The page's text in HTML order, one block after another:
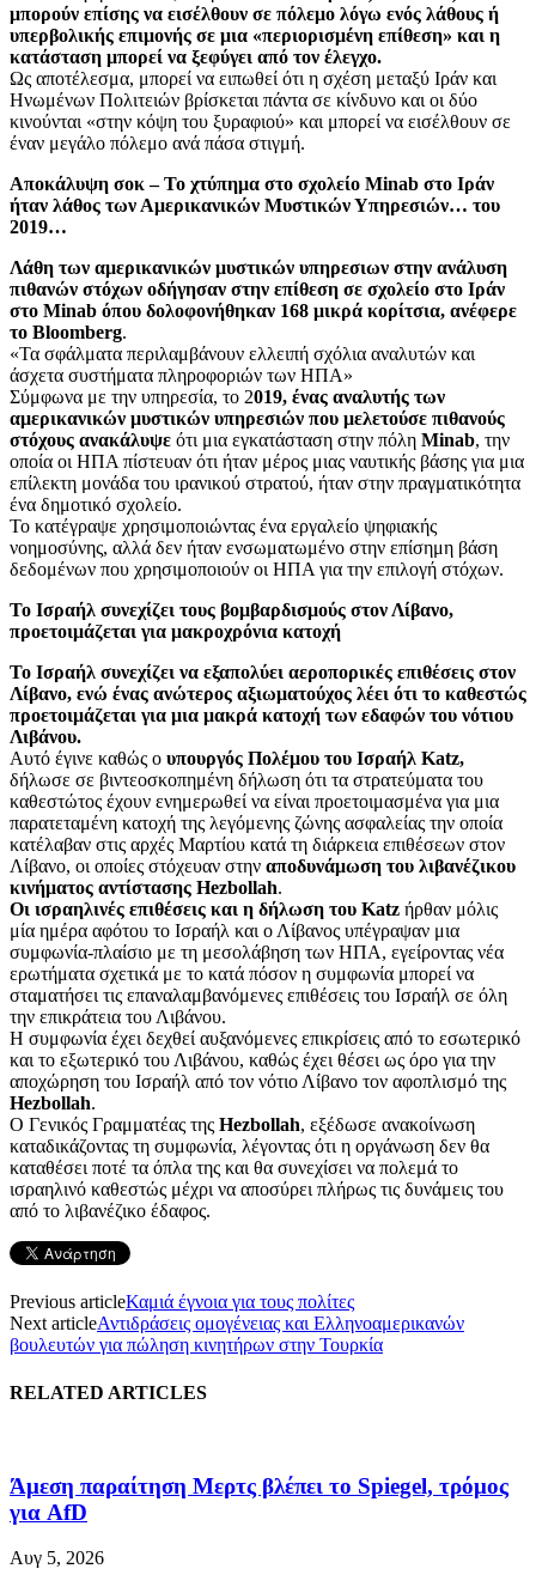
μπορούν επίσης να εισέλθουν σε πόλεμο λόγω ενός λάθους ή
υπερβολικής επιμονής σε μια «περιορισμένη επίθεση» και η
κατάσταση μπορεί να ξεφύγει από τον έλεγχο.
Ως αποτέλεσμα, μπορεί να ειπωθεί ότι η σχέση μεταξύ Ιράν και
Ηνωμένων Πολιτειών βρίσκεται πάντα σε κίνδυνο και οι δύο
κινούνται «στην κόψη του ξυραφιού» και μπορεί να εισέλθουν σε
έναν μεγάλο πόλεμο ανά πάσα στιγμή.
Αποκάλυψη σοκ – Το χτύπημα στο σχολείο Minab στο Ιράν
ήταν λάθος των Αμερικανικών Μυστικών Υπηρεσιών… του
2019…
Λάθη των αμερικανικών μυστικών υπηρεσιων στην ανάλυση
πιθανών στόχων οδήγησαν στην επίθεση σε σχολείο στο Ιράν
στο Minab όπου δολοφονήθηκαν 168 μικρά κορίτσια, ανέφερε
το Bloomberg.
«Τα σφάλματα περιλαμβάνουν ελλειπή σχόλια αναλυτών και
άσχετα συστήματα πληροφοριών των ΗΠΑ»
Σύμφωνα με την υπηρεσία, το 2019, ένας αναλυτής των
αμερικανικών μυστικών υπηρεσιών που μελετούσε πιθανούς
στόχους ανακάλυψε ότι μια εγκατάσταση στην πόλη Minab, την
οποία οι ΗΠΑ πίστευαν ότι ήταν μέρος μιας ναυτικής βάσης για μια
επίλεκτη μονάδα του ιρανικού στρατού, ήταν στην πραγματικότητα
ένα δημοτικό σχολείο.
Το κατέγραψε χρησιμοποιώντας ένα εργαλείο ψηφιακής
νοημοσύνης, αλλά δεν ήταν ενσωματωμένο στην επίσημη βάση
δεδομένων που χρησιμοποιούν οι ΗΠΑ για την επιλογή στόχων.
Το Ισραήλ συνεχίζει τους βομβαρδισμούς στον Λίβανο,
προετοιμάζεται για μακροχρόνια κατοχή
Το Ισραήλ συνεχίζει να εξαπολύει αεροπορικές επιθέσεις στον
Λίβανο, ενώ ένας ανώτερος αξιωματούχος λέει ότι το καθεστώς
προετοιμάζεται για μια μακρά κατοχή των εδαφών του νότιου
Λιβάνου.
Αυτό έγινε καθώς ο υπουργός Πολέμου του Ισραήλ Katz,
δήλωσε σε βιντεοσκοπημένη δήλωση ότι τα στρατεύματα του
καθεστώτος έχουν ενημερωθεί να είναι προετοιμασμένα για μια
παρατεταμένη κατοχή της λεγόμενης ζώνης ασφαλείας την οποία
κατέλαβαν στις αρχές Μαρτίου κατά τη διάρκεια επιθέσεων στον
Λίβανο, οι οποίες στόχευαν στην αποδυνάμωση του λιβανέζικου
κινήματος αντίστασης Hezbollah.
Οι ισραηλινές επιθέσεις και η δήλωση του Katz ήρθαν μόλις
μία ημέρα αφότου το Ισραήλ και ο Λίβανος υπέγραψαν μια
συμφωνία-πλαίσιο με τη μεσολάβηση των ΗΠΑ, εγείροντας νέα
ερωτήματα σχετικά με το κατά πόσον η συμφωνία μπορεί να
σταματήσει τις επαναλαμβανόμενες επιθέσεις του Ισραήλ σε όλη
την επικράτεια του Λιβάνου.
Η συμφωνία έχει δεχθεί αυξανόμενες επικρίσεις από το εσωτερικό
και το εξωτερικό του Λιβάνου, καθώς έχει θέσει ως όρο για την
αποχώρηση του Ισραήλ από τον νότιο Λίβανο τον αφοπλισμό της
Hezbollah.
Ο Γενικός Γραμματέας της Hezbollah, εξέδωσε ανακοίνωση
καταδικάζοντας τη συμφωνία, λέγοντας ότι η οργάνωση δεν θα
καταθέσει ποτέ τα όπλα της και θα συνεχίσει να πολεμά το
ισραηλινό καθεστώς μέχρι να αποσύρει πλήρως τις δυνάμεις του
από το λιβανέζικο έδαφος.
Previous articleΚαμιά έγνοια για τους πολίτες
Next articleΑντιδράσεις ομογένειας και Ελληνοαμερικανών
βουλευτών για πώληση κινητήρων στην Τουρκία
RELATED ARTICLES
Άμεση παραίτηση Mερτς βλέπει το Spiegel, τρόμος
για AfD
Αυγ 5, 2026